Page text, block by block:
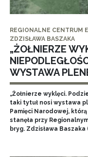
REGIONALNE CENTRUM
ZDZISŁAWA BASZAKA
„ŻOŁNIERZE
WYSTAWA
„Żołnierze wyklęci.
taki tytuł nosi wystawa
Pamięci Narodowej,
stanęła przy
bryg. Zdzisława Baszaka